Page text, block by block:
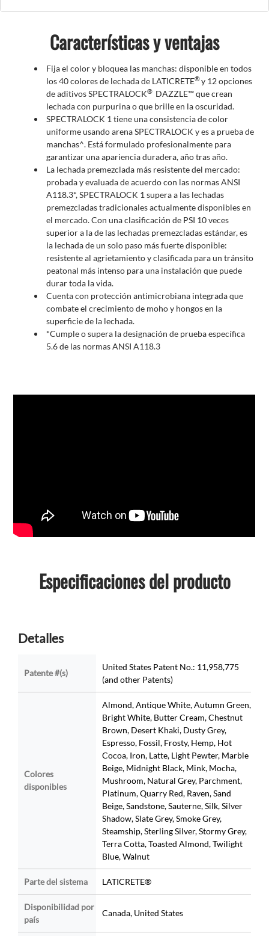
Características y ventajas
Fija el color y bloquea las manchas: disponible en todos
los 40 colores de lechada de LATICRETE®y 12 opciones
de aditivos SPECTRALOCK® ​​​​​​​ DAZZLE™ que crean
lechada con purpurina o que brille en la oscuridad.
SPECTRALOCK 1 tiene una consistencia de color
uniforme usando arena SPECTRALOCK y es a prueba de
manchas^. Está formulado profesionalmente para
garantizar una apariencia duradera, año tras año.
La lechada premezclada más resistente del mercado:
probada y evaluada de acuerdo con las normas ANSI
A118.3*, SPECTRALOCK 1 supera a las lechadas
premezcladas tradicionales actualmente disponibles en
el mercado. Con una clasificación de PSI 10 veces
superior a la de las lechadas premezcladas estándar, es
la lechada de un solo paso más fuerte disponible:
resistente al agrietamiento y clasificada para un tránsito
peatonal más intenso para una instalación que puede
durar toda la vida.
Cuenta con protección antimicrobiana integrada que
combate el crecimiento de moho y hongos en la
superficie de la lechada.
*Cumple o supera la designación de prueba específica
5.6 de las normas ANSI A118.3
Especificaciones del producto
Detalles
Patente #(s)
United States Patent No.: 11,958,775
(and other Patents)
Colores
disponibles
Almond, Antique White, Autumn Green,
Bright White, Butter Cream, Chestnut
Brown, Desert Khaki, Dusty Grey,
Espresso, Fossil, Frosty, Hemp, Hot
Cocoa, Iron, Latte, Light Pewter, Marble
Beige, Midnight Black, Mink, Mocha,
Mushroom, Natural Grey, Parchment,
Platinum, Quarry Red, Raven, Sand
Beige, Sandstone, Sauterne, Silk, Silver
Shadow, Slate Grey, Smoke Grey,
Steamship, Sterling Silver, Stormy Grey,
Terra Cotta, Toasted Almond, Twilight
Blue, Walnut
Parte del sistema LATICRETE®
Disponibilidad por
país
Canada, United States